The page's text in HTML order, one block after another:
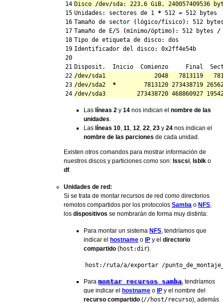
14
15
16
17
18
19
20
21
22
23
Disco /dev/sda: 223,6 GiB, 240057409536
Unidades: sectores de 1 * 512 = 512 bytes
Tamaño de sector
(lógico/físico) : 512
Tamaño de E/S (mínimo/óptimo) : 512 bytes /
Tipo de etiqueta de disco: dos
Identificador del disco: 0x2ff4e54b
/dev/sda1 2048 7813119
/dev/sda2 * 7813120 273438719
/dev/sda3 273438720 468860927
Las líneas 2 y 14 nos indican el nombre de las
unidades.
Las líneas 10, 11, 12, 22, 23 y 24 nos indican el
nombre de las parciones de cada unidad.
Existen otros comandos para mostrar información de
nuestros discos y particiones como son: lsscsi, lsblk o
df.
Unidades de red:
Si se trata de montar recursos de red como directorios
remotos compartidos por los protocolos Samba o NFS,
los dispositivos se nombrarán de forma muy distinta:
Para montar un sistema NFS, tendríamos que
indicar el hostname o IP y el directorio
compartido (host:dir).
host:/ruta/a/exportar /
Para montar recursos samba, tendríamos
que indicar el hostname o IP y el nombre del
recurso compartido (//host/recurso), además